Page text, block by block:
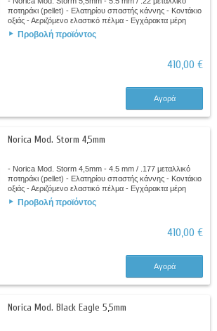
ποτηράκι (pellet) - Ελατηρίου σπαστής κάννης - Κοντάκιο
οξιάς - Αεριζόμενο ελαστικό πέλμα - Εγχάρακτα μέρη
στην πιστολοειδή λαβή και στην...
Προβολή προϊόντος
410,00 €
Αγορά
Norica Mod. Storm 4,5mm
- Norica Mod. Storm 4,5mm - 4.5 mm / .177 μεταλλικό
ποτηράκι (pellet) - Ελατηρίου σπαστής κάννης - Κοντάκιο
οξιάς - Αεριζόμενο ελαστικό πέλμα - Εγχάρακτα μέρη
στην πιστολοειδή λαβή και στην...
Προβολή προϊόντος
410,00 €
Αγορά
Norica Mod. Black Eagle 5,5mm